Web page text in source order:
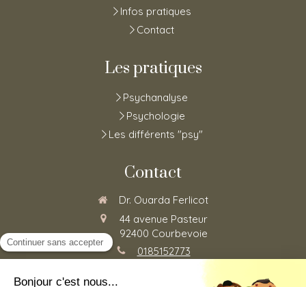
Infos pratiques
Contact
Les pratiques
Psychanalyse
Psychologie
Les différents "psy"
Contact
Dr. Ouarda Ferlicot
44 avenue Pasteur
92400 Courbevoie
0185152773
DuLundiau 8h30 à20h